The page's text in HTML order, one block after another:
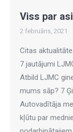
Viss par
2 februāris, 2021
Citas
7 jautājumi
Atbild LJMC
mums sāp? 7
Autovadītāja
kļūtu par